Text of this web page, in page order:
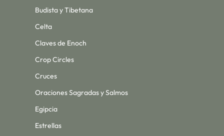
Budista y Tibetana
Celta
Claves de Enoch
Crop Circles
Cruces
Oraciones Sagradas y Salmos
Egipcia
Estrellas